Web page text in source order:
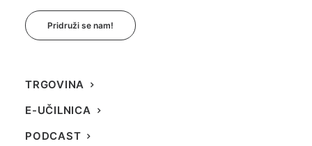
Pridruži se nam!
TRGOVINA
E-UČILNICA
PODCAST
Lastnik, najboljši pasji